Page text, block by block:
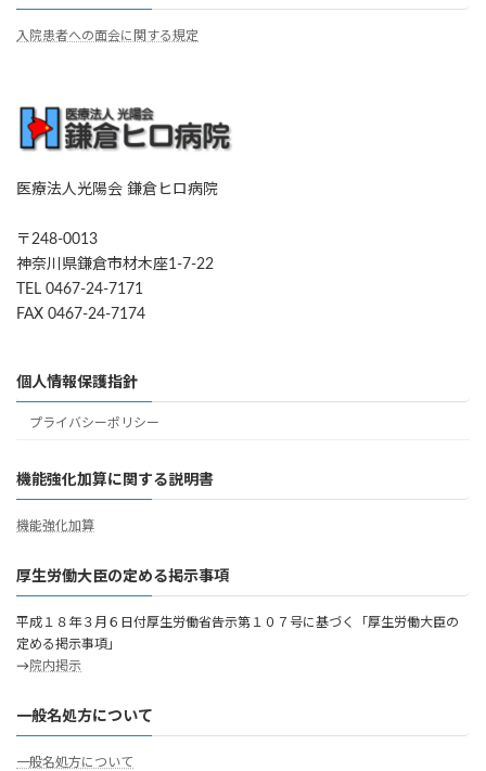
入院患者への面会に関する規定
医療法人光陽会 鎌倉ヒロ病院
〒248-0013
神奈川県鎌倉市材木座1-7-22
TEL 0467-24-7171
FAX 0467-24-7174
個人情報保護指針
プライバシーポリシー
機能強化加算に関する説明書
機能強化加算
厚生労働大臣の定める掲示事項
平成１８年３月６日付厚生労働省告示第１０７号に基づく「厚生労働大臣の
定める掲示事項」
→ 院内掲示
一般名処方について
一般名処方について